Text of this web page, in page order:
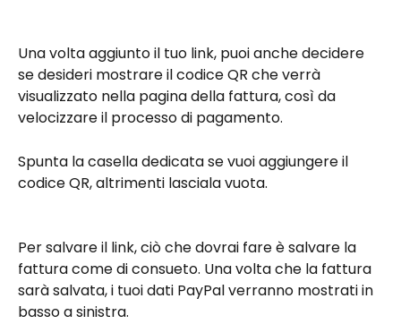
Una volta aggiunto il tuo link, puoi anche decidere
se desideri mostrare il codice QR che verrà
visualizzato nella pagina della fattura, così da
velocizzare il processo di pagamento.
Spunta la casella dedicata se vuoi aggiungere il
codice QR, altrimenti lasciala vuota.
Per salvare il link, ciò che dovrai fare è salvare la
fattura come di consueto. Una volta che la fattura
sarà salvata, i tuoi dati PayPal verranno mostrati in
basso a sinistra.